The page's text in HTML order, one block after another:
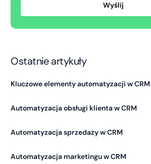
Ostatnie artykuły
Kluczowe elementy automatyzacji w CRM
Automatyzacja obsługi klienta w CRM
Automatyzacja sprzedaży w CRM
Automatyzacja marketingu w CRM